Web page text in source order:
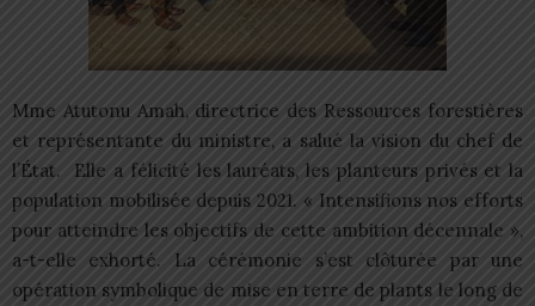
Mme Atutonu Amah, directrice des Ressources forestières
et représentante du ministre, a salué la vision du chef de
l’État. Elle a félicité les lauréats, les planteurs privés et la
population mobilisée depuis 2021. « Intensifions nos efforts
pour atteindre les objectifs de cette ambition décennale »,
a-t-elle exhorté. La cérémonie s’est clôturée par une
opération symbolique de mise en terre de plants le long de